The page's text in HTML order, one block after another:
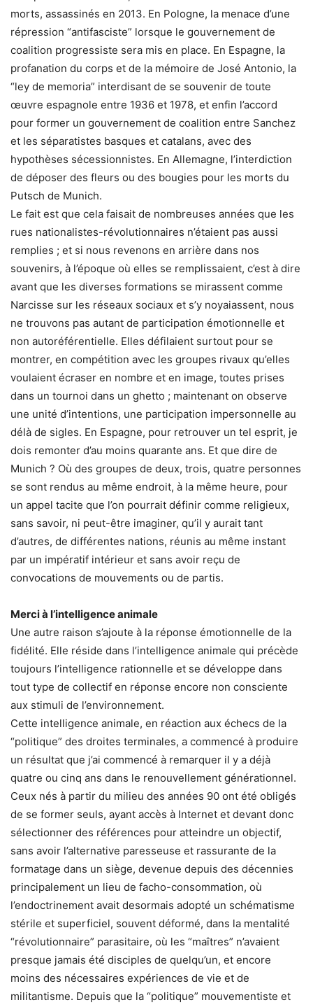
morts, assassinés en 2013. En Pologne, la menace d’une
répression “antifasciste” lorsque le gouvernement de
coalition progressiste sera mis en place. En Espagne, la
profanation du corps et de la mémoire de José Antonio, la
“ley de memoria” interdisant de se souvenir de toute
œuvre espagnole entre 1936 et 1978, et enfin l’accord
pour former un gouvernement de coalition entre Sanchez
et les séparatistes basques et catalans, avec des
hypothèses sécessionnistes. En Allemagne, l’interdiction
de déposer des fleurs ou des bougies pour les morts du
Putsch de Munich.
Le fait est que cela faisait de nombreuses années que les
rues nationalistes-révolutionnaires n’étaient pas aussi
remplies ; et si nous revenons en arrière dans nos
souvenirs, à l’époque où elles se remplissaient, c’est à dire
avant que les diverses formations se mirassent comme
Narcisse sur les réseaux sociaux et s’y noyaiassent, nous
ne trouvons pas autant de participation émotionnelle et
non autoréférentielle. Elles défilaient surtout pour se
montrer, en compétition avec les groupes rivaux qu’elles
voulaient écraser en nombre et en image, toutes prises
dans un tournoi dans un ghetto ; maintenant on observe
une unité d’intentions, une participation impersonnelle au
délà de sigles. En Espagne, pour retrouver un tel esprit, je
dois remonter d’au moins quarante ans. Et que dire de
Munich ? Où des groupes de deux, trois, quatre personnes
se sont rendus au même endroit, à la même heure, pour
un appel tacite que l’on pourrait définir comme religieux,
sans savoir, ni peut-être imaginer, qu’il y aurait tant
d’autres, de différentes nations, réunis au même instant
par un impératif intérieur et sans avoir reçu de
convocations de mouvements ou de partis.
Merci à l’intelligence animale
Une autre raison s’ajoute à la réponse émotionnelle de la
fidélité. Elle réside dans l’intelligence animale qui précède
toujours l’intelligence rationnelle et se développe dans
tout type de collectif en réponse encore non consciente
aux stimuli de l’environnement.
Cette intelligence animale, en réaction aux échecs de la
“politique” des droites terminales, a commencé à produire
un résultat que j’ai commencé à remarquer il y a déjà
quatre ou cinq ans dans le renouvellement générationnel.
Ceux nés à partir du milieu des années 90 ont été obligés
de se former seuls, ayant accès à Internet et devant donc
sélectionner des références pour atteindre un objectif,
sans avoir l’alternative paresseuse et rassurante de la
formatage dans un siège, devenue depuis des décennies
principalement un lieu de facho-consommation, où
l’endoctrinement avait desormais adopté un schématisme
stérile et superficiel, souvent déformé, dans la mentalité
“révolutionnaire” parasitaire, où les “maîtres” n’avaient
presque jamais été disciples de quelqu’un, et encore
moins des nécessaires expériences de vie et de
militantisme. Depuis que la “politique” mouvementiste et